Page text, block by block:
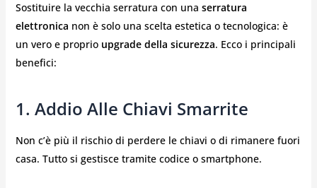
Sostituire la vecchia serratura con una serratura
elettronica non è solo una scelta estetica o tecnologica: è
un vero e proprio upgrade della sicurezza. Ecco i principali
benefici:
1. Addio Alle Chiavi Smarrite
Non c’è più il rischio di perdere le chiavi o di rimanere fuori
casa. Tutto si gestisce tramite codice o smartphone.